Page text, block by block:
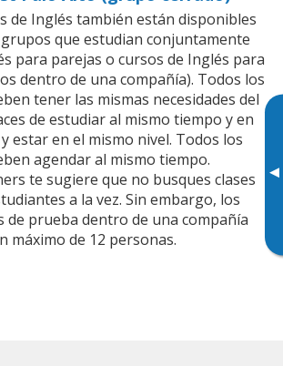
▸
de Inglés también están disponibles
que estudian conjuntamente
para parejas o cursos de Inglés para
dentro de una compañía). Todos los
tener las mismas necesidades del
de estudiar al mismo tiempo y en
estar en el mismo nivel. Todos los
agendar al mismo tiempo.
te sugiere que no busques clases
a la vez. Sin embargo, los
de prueba dentro de una compañía
máximo de 12 personas.